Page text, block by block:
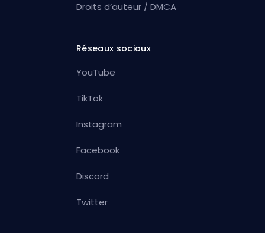
Droits d’auteur / DMCA
Réseaux sociaux
YouTube
TikTok
Instagram
Facebook
Discord
Twitter